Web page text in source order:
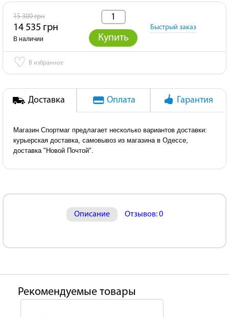
15 300 грн
14 535 грн
В наличии Купить
Быстрый заказ
♡ В избранное
Доставка Оплата Гарантия
Магазин Спортмаг предлагает несколько вариантов доставки:
курьерская доставка, самовывоз из магазина в Одессе,
доставка "Новой Почтой".
Описание Отзывов: 0
Рекомендуемые товары